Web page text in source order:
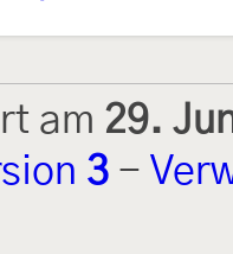
am 29.
3 -